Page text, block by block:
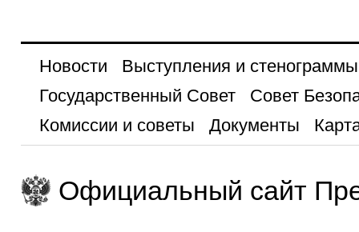
Новости
Выступления и стенограммы
Государственный Совет
Совет
Комиссии и советы
Документы
Официальный сайт